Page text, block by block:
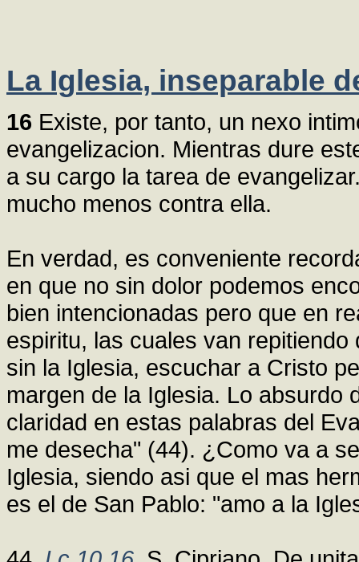
La Iglesia, inseparable
16 Existe, por tanto, un nexo
evangelizacion. Mientras dure
a su cargo la tarea de
mucho menos contra ella.
En verdad, es conveniente
en que no sin dolor podemos
bien intencionadas pero que en
espiritu, las cuales van
sin la Iglesia, escuchar a Cristo
margen de la Iglesia. Lo absurdo
claridad en estas palabras del
me desecha" (44). ¿Como va a
Iglesia, siendo asi que el mas
es el de San Pablo: "amo a la